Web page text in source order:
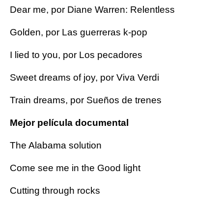
Dear me, por Diane Warren: Relentless
Golden, por Las guerreras k-pop
I lied to you, por Los pecadores
Sweet dreams of joy, por Viva Verdi
Train dreams, por Sueños de trenes
Mejor película documental
The Alabama solution
Come see me in the Good light
Cutting through rocks